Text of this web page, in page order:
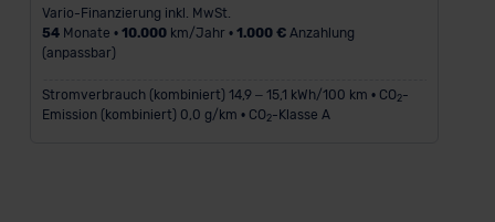
Vario-Finanzierung inkl. MwSt.
54Monate • 10.000km/Jahr • 1.000 €Anzahlung
(anpassbar)
Stromverbrauch (kombiniert) 14,9 – 15,1 kWh/100 km • CO 2-
Emission (kombiniert) 0,0 g/km • CO 2-Klasse A